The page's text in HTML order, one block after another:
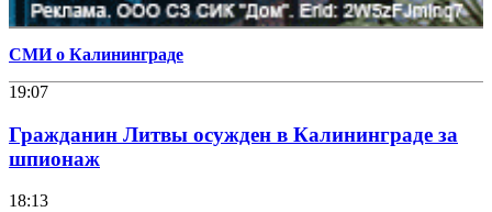
СМИ о Калининграде
19:07
Гражданин Литвы осужден в Калининграде за
шпионаж
18:13